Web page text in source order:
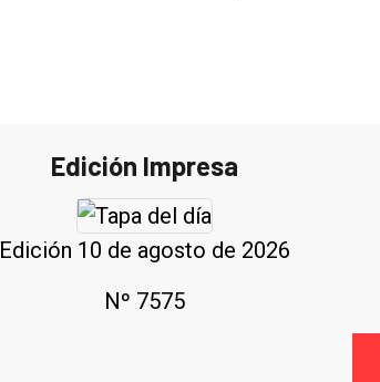
Edición Impresa
Edición 10 de agosto de 2026
Nº 7575